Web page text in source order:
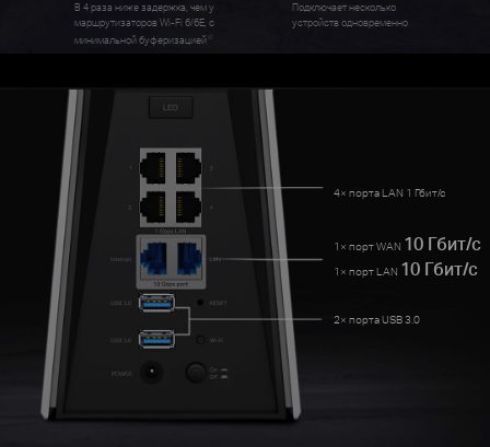
В 4 раза ниже задержка, чем у
маршрутизаторов Wi-Fi 6/6E, с
минимальной буферизацией☆
Подключает несколько
устройств одновременно
4× порта LAN 1 Гбит/с
1× порт WAN 10 Гбит/с
1× порт LAN 10 Гбит/с
2× порта USB 3.0